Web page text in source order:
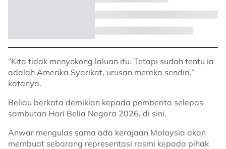
“Kita tidak menyokong laluan itu. Tetapi sudah tentu ia
adalah Amerika Syarikat, urusan mereka sendiri,”
katanya.
Beliau berkata demikian kepada pemberita selepas
sambutan Hari Belia Negara 2026, di sini.
Anwar mengulas sama ada kerajaan Malaysia akan
membuat sebarang representasi rasmi kepada pihak